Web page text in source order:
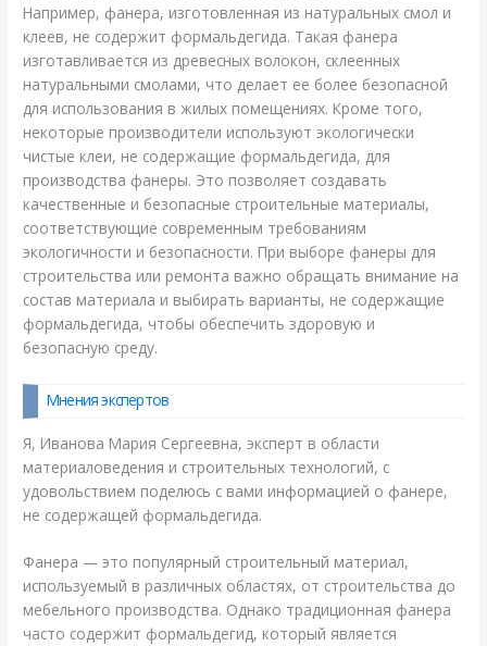
Например, фанера, изготовленная из натуральных смол и
клеев, не содержит формальдегида. Такая фанера
изготавливается из древесных волокон, склеенных
натуральными смолами, что делает ее более безопасной
для использования в жилых помещениях. Кроме того,
некоторые производители используют экологически
чистые клеи, не содержащие формальдегида, для
производства фанеры. Это позволяет создавать
качественные и безопасные строительные материалы,
соответствующие современным требованиям
экологичности и безопасности. При выборе фанеры для
строительства или ремонта важно обращать внимание на
состав материала и выбирать варианты, не содержащие
формальдегида, чтобы обеспечить здоровую и
безопасную среду.
Мнения экспертов
Я, Иванова Мария Сергеевна, эксперт в области
материаловедения и строительных технологий, с
удовольствием поделюсь с вами информацией о фанере,
не содержащей формальдегида.
Фанера — это популярный строительный материал,
используемый в различных областях, от строительства до
мебельного производства. Однако традиционная фанера
часто содержит формальдегид, который является